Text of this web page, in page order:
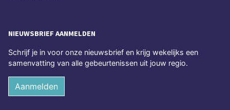
NIEUWSBRIEF AANMELDEN
Schrijf je in voor onze nieuwsbrief en krijg wekelijks een
samenvatting van alle gebeurtenissen uit jouw regio.
Aanmelden